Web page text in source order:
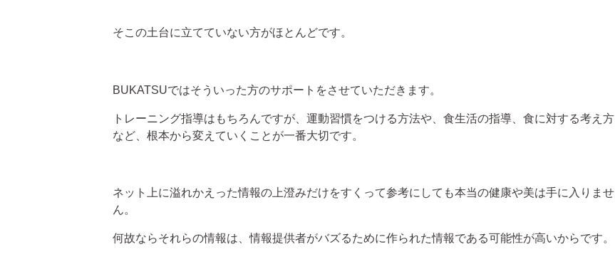
そこの土台に立てていない方がほとんどです。
BUKATSUではそういった方のサポートをさせていただきます。
トレーニング指導はもちろんですが、運動習慣をつける方法や、食生活の指導、食に対する考え方
など、根本から変えていくことが一番大切です。
ネット上に溢れかえった情報の上澄みだけをすくって参考にしても本当の健康や美は手に入りませ
ん。
何故ならそれらの情報は、情報提供者がバズるために作られた情報である可能性が高いからです。